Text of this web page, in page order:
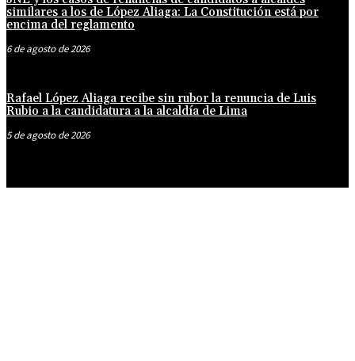
similares a los de López Aliaga: La Constitución está por
encima del reglamento
6 de agosto de 2026
Rafael López Aliaga recibe sin rubor la renuncia de Luis
Rubio a la candidatura a la alcaldía de Lima
5 de agosto de 2026